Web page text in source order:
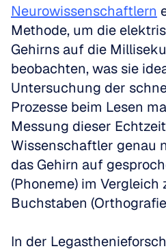
Neurowissenschaftlern
Methode, um die
Gehirns auf die
beobachten, was sie
Untersuchung der
Prozesse beim Lesen
Messung dieser
Wissenschaftler genau
das Gehirn auf
(Phoneme) im
Buchstaben
In der